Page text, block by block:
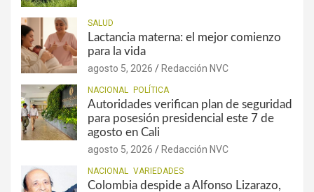
SALUD
Lactancia materna: el mejor comienzo
para la vida
agosto 5, 2026 Redacción NVC
NACIONAL POLÍTICA
Autoridades verifican plan de seguridad
para posesión presidencial este 7 de
agosto en Cali
agosto 5, 2026 Redacción NVC
NACIONAL VARIEDADES
Colombia despide a Alfonso Lizarazo,